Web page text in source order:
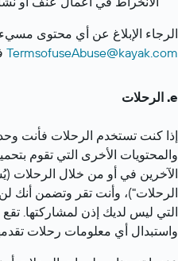
الرجاء الإبلاغ عن أي محتوى
TermsofuseAbuse@kayak.com
الرحلات
إذا كنت تستخدم الرحلات فأنت
والمحتويات الأخرى التي تقوم
الآخرين في أو من خلال الرحلات
الرحلات")، وأنت تقر وتضمن أنك
التي ليس لديك إذن لمشاركتها.
واستبدال أي معلومات رحلات